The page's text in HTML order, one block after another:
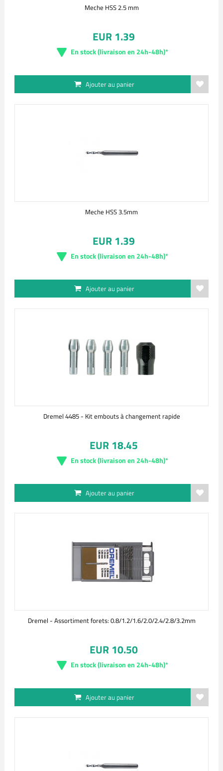
Meche HSS 2.5 mm
EUR 1.39
En stock (livraison en 24h-48h)*
Ajouter au panier
Meche HSS 3.5mm
EUR 1.39
En stock (livraison en 24h-48h)*
Ajouter au panier
Dremel 4485 - Kit embouts à changement rapide
EUR 18.45
En stock (livraison en 24h-48h)*
Ajouter au panier
Dremel - Assortiment forets: 0.8/1.2/1.6/2.0/2.4/2.8/3.2mm
EUR 10.50
En stock (livraison en 24h-48h)*
Ajouter au panier